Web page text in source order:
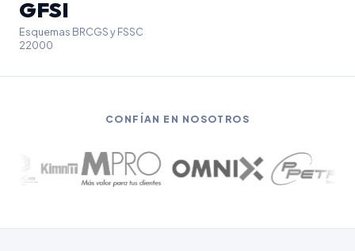
GFSI
Esquemas BRCGS y FSSC
22000
CONFÍAN EN NOSOTROS